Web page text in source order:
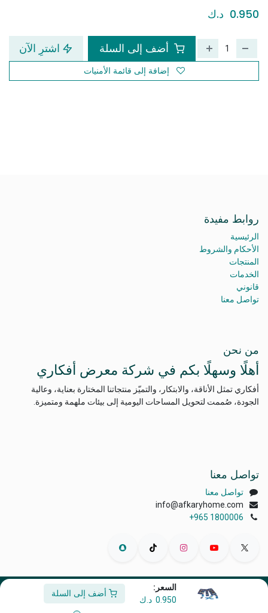
السعر:
0.950 د.ك
أضف إلى السلة
0.950 د.ك
أضف إلى السلة اشترِ الآن
إضافة إلى قائمة الأمنيات
روابط مفيدة
الرئيسية
الأحكام والشروط
المنتجات
الخدمات
قانوني
تواصل معنا
من نحن
أهلًا وسهلًا بكم في شركة معرض أفكاري
أفكاري تمثل الأناقة، والابتكار، والتميّز منتجاتنا المختارة بعناية، وعالية
الجودة، صُممت لتحويل المساحات اليومية إلى بيئات ملهمة ومتميزة.
تواصل معنا
تواصل معنا
info@afkaryhome.com
+965 1800006
الْعَرَبيّة English (US)